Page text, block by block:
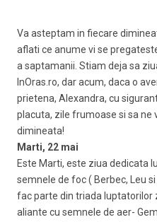
Va asteptam in fiecare
aflati ce anume vi se
a saptamanii. Stiam deja sa
InOras.ro, dar acum, daca o
prietena, Alexandra, cu
placuta, zile frumoase si sa ne
dimineata!
Marti, 22 mai
Este Marti, este ziua dedicata
semnele de foc ( Berbec, Leu
fac parte din triada luptatorilor
aliante cu semnele de aer-